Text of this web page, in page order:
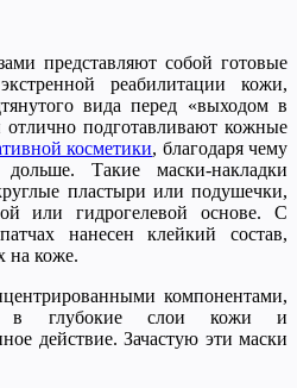
представляют собой готовые
реабилитации кожи,
вида перед «выходом в
подготавливают кожные
косметики, благодаря чему
Такие маски-накладки
пластыри или подушечки,
или гидрогелевой основе. С
нанесен клейкий состав,
на коже.
компонентами,
в глубокие слои кожи и
действие. Зачастую эти маски